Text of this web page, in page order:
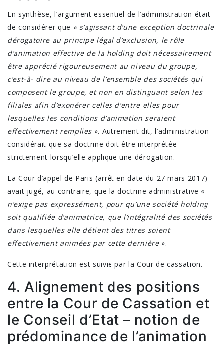
En synthèse, l’argument essentiel de l’administration était
de considérer que « s’agissant d’une exception doctrinale
dérogatoire au principe légal d’exclusion, le rôle
d’animation effective de la holding doit nécessairement
être apprécié rigoureusement au niveau du groupe,
c’est-à- dire au niveau de l’ensemble des sociétés qui
composent le groupe, et non en distinguant selon les
filiales afin d’exonérer celles d’entre elles pour
lesquelles les conditions d’animation seraient
effectivement remplies ». Autrement dit, l’administration
considérait que sa doctrine doit être interprétée
strictement lorsqu’elle applique une dérogation.
La Cour d’appel de Paris (arrêt en date du 27 mars 2017)
avait jugé, au contraire, que la doctrine administrative «
n’exige pas expressément, pour qu’une société holding
soit qualifiée d’animatrice, que l’intégralité des sociétés
dans lesquelles elle détient des titres soient
effectivement animées par cette dernière».
Cette interprétation est suivie par la Cour de cassation.
4. Alignement des positions
entre la Cour de Cassation et
le Conseil d’Etat – notion de
prédominance de l’animation